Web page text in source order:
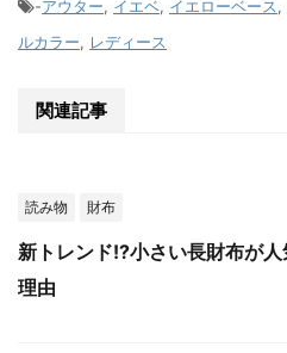
-アウター, イエベ, イエローベース,
ルカラー, レディース
関連記事
読み物 財布
新トレンド!?小さい長財布が
理由